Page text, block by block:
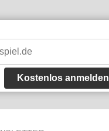
Kostenlos anmelden